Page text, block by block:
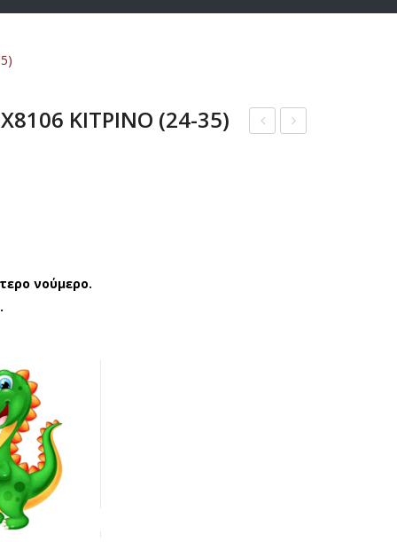
ΚΙΤΡΙΝΟ (24-35)
νούμερο.